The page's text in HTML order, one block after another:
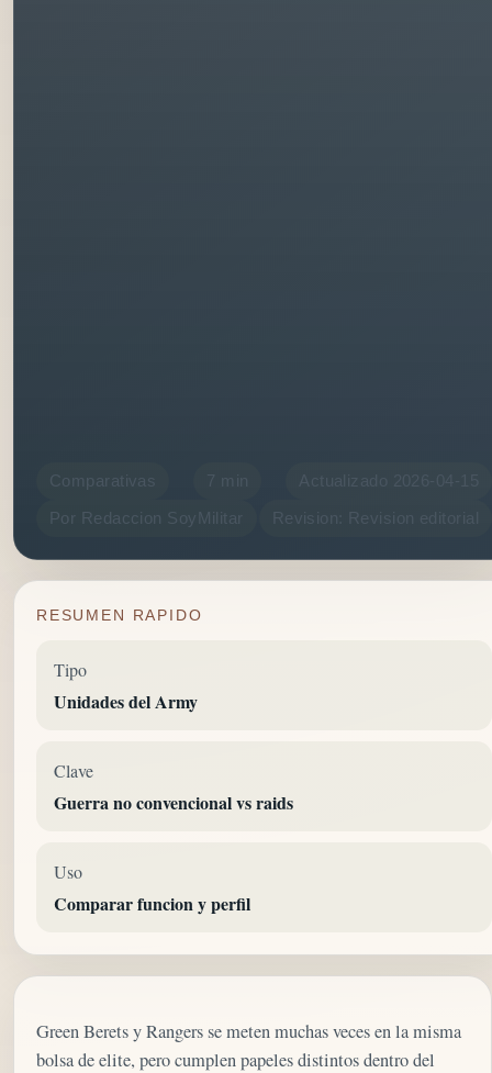
Comparativas
Por Redaccion SoyMilitar Revision: Revision editorial
RESUMEN RAPIDO
Tipo
Unidades del Army
Clave
Guerra no convencional vs raids
Uso
Comparar funcion y perfil
Green Berets y Rangers se meten muchas veces en la misma
bolsa de elite, pero cumplen papeles distintos dentro del